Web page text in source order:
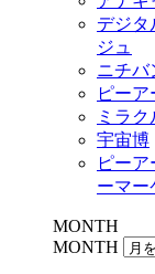
デジ
ジュ
ニチバ
ピーア
ミラ
宇宙博
ピーア
ーマー
MONTH
MONTH